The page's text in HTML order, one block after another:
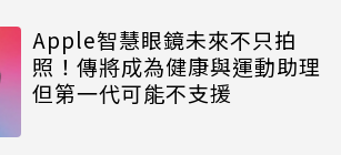
Apple智慧眼鏡未來不只拍
照！傳將成為健康與運動助理
但第一代可能不支援